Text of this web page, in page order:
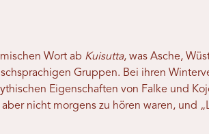
Wort ab Kuisutta, was Asche,
Gruppen. Bei ihren
Eigenschaften von Falke und
nicht morgens zu hören waren, und